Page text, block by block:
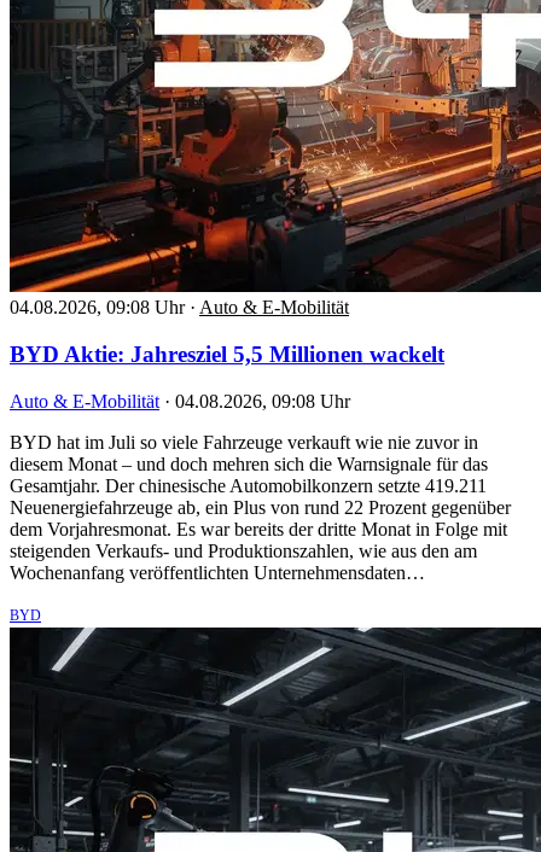
04.08.2026, 09:08 Uhr · Auto & E-Mobilität
BYD Aktie: Jahresziel 5,5 Millionen wackelt
Auto & E-Mobilität · 04.08.2026, 09:08 Uhr
BYD hat im Juli so viele Fahrzeuge verkauft wie nie zuvor in
diesem Monat – und doch mehren sich die Warnsignale für das
Gesamtjahr. Der chinesische Automobilkonzern setzte 419.211
Neuenergiefahrzeuge ab, ein Plus von rund 22 Prozent gegenüber
dem Vorjahresmonat. Es war bereits der dritte Monat in Folge mit
steigenden Verkaufs- und Produktionszahlen, wie aus den am
Wochenanfang veröffentlichten Unternehmensdaten…
BYD